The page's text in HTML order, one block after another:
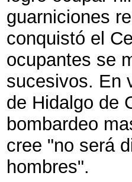
guarniciones
conquistó el
ocupantes se
sucesivos. En
de Hidalgo de
bombardeo
cree "no será
hombres".